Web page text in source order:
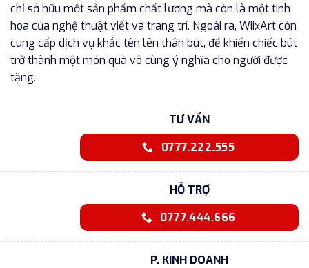
chỉ sở hữu một sản phẩm chất lượng mà còn là một tinh
hoa của nghệ thuật viết và trang trí. Ngoài ra, WiixArt còn
cung cấp dịch vụ khắc tên lên thân bút, để khiến chiếc bút
trở thành một món quà vô cùng ý nghĩa cho người được
tặng.
TƯ VẤN
0777.222.555
HỖ TRỢ
0777.444.666
P. KINH DOANH